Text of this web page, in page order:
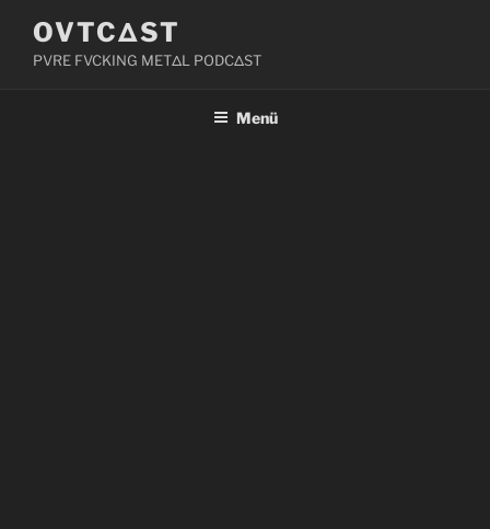
Inhalt
springen
OVTCΔST
PVRE FVCKING METΔL PODCΔST
Menü